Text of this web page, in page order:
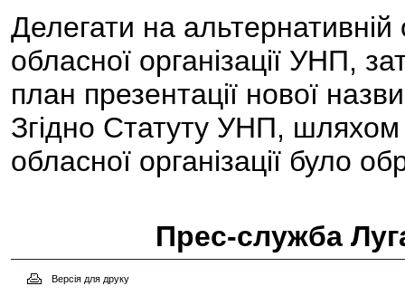
Делегати на
обласної організації УНП,
план презентації нової
Згідно Статуту УНП,
обласної організації було
Прес-служба
Версія для друку